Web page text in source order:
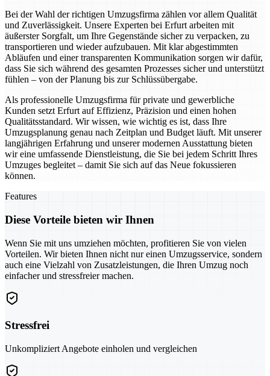
Bei der Wahl der richtigen Umzugsfirma zählen vor allem Qualität
und Zuverlässigkeit. Unsere Experten bei Erfurt arbeiten mit
äußerster Sorgfalt, um Ihre Gegenstände sicher zu verpacken, zu
transportieren und wieder aufzubauen. Mit klar abgestimmten
Abläufen und einer transparenten Kommunikation sorgen wir dafür,
dass Sie sich während des gesamten Prozesses sicher und unterstützt
fühlen – von der Planung bis zur Schlüssübergabe.
Als professionelle Umzugsfirma für private und gewerbliche
Kunden setzt Erfurt auf Effizienz, Präzision und einen hohen
Qualitätsstandard. Wir wissen, wie wichtig es ist, dass Ihre
Umzugsplanung genau nach Zeitplan und Budget läuft. Mit unserer
langjährigen Erfahrung und unserer modernen Ausstattung bieten
wir eine umfassende Dienstleistung, die Sie bei jedem Schritt Ihres
Umzuges begleitet – damit Sie sich auf das Neue fokussieren
können.
Features
Diese Vorteile bieten wir Ihnen
Wenn Sie mit uns umziehen möchten, profitieren Sie von vielen
Vorteilen. Wir bieten Ihnen nicht nur einen Umzugsservice, sondern
auch eine Vielzahl von Zusatzleistungen, die Ihren Umzug noch
einfacher und stressfreier machen.
Stressfrei
Unkompliziert Angebote einholen und vergleichen